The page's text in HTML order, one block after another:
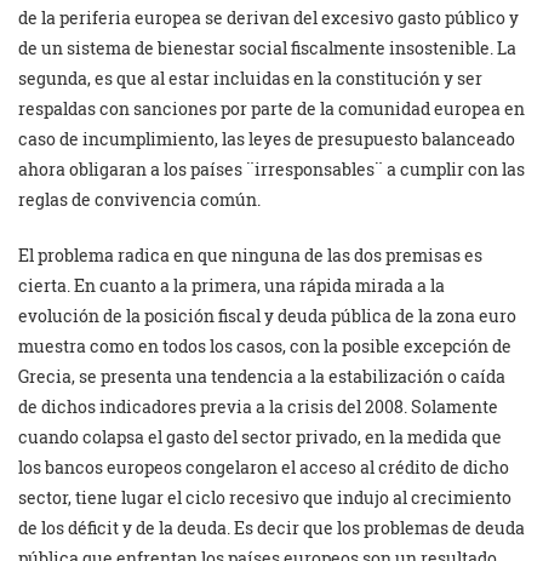
de la periferia europea se derivan del excesivo gasto público y
de un sistema de bienestar social fiscalmente insostenible. La
segunda, es que al estar incluidas en la constitución y ser
respaldas con sanciones por parte de la comunidad europea en
caso de incumplimiento, las leyes de presupuesto balanceado
ahora obligaran a los países ¨irresponsables¨ a cumplir con las
reglas de convivencia común.
El problema radica en que ninguna de las dos premisas es
cierta. En cuanto a la primera, una rápida mirada a la
evolución de la posición fiscal y deuda pública de la zona euro
muestra como en todos los casos, con la posible excepción de
Grecia, se presenta una tendencia a la estabilización o caída
de dichos indicadores previa a la crisis del 2008. Solamente
cuando colapsa el gasto del sector privado, en la medida que
los bancos europeos congelaron el acceso al crédito de dicho
sector, tiene lugar el ciclo recesivo que indujo al crecimiento
de los déficit y de la deuda. Es decir que los problemas de deuda